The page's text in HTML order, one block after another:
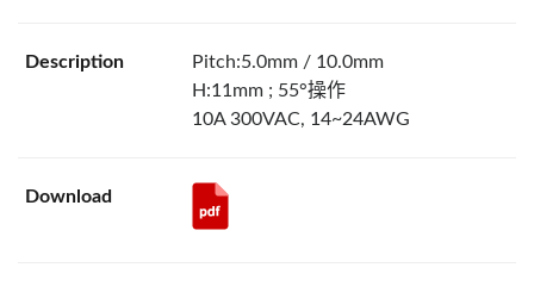
Pitch:5.0mm / 10.0mm
H:11mm ; 55°操作
10A 300VAC, 14~24AWG